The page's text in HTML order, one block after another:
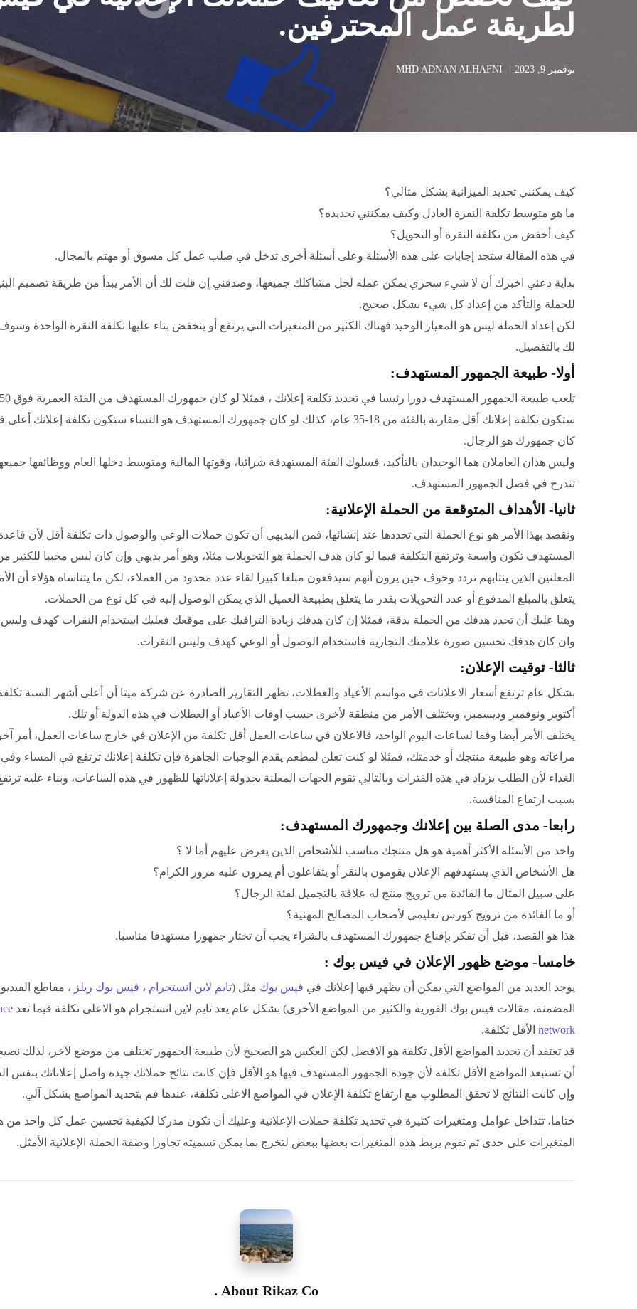
لطريقة عمل المحترفين.
نوفمبر 9, 2023 MHD ADNAN ALHAFNI
كيف يمكنني تحديد الميزانية بشكل مثالي؟
ما هو متوسط تكلفة النقرة العادل وكيف يمكنني تحديده؟
كيف أخفض من تكلفة النقرة أو التحويل؟
في هذه المقالة ستجد إجابات على هذه الأسئلة وعلى أسئلة أخرى تدخل في صلب عمل كل مسوق أو مهتم بالمجال.
بداية دعني اخبرك أن لا شيء سحري يمكن عمله لحل مشاكلك جميعها، وصدقني إن قلت لك أن الأمر يبدأ من طريقة تصميم
للحملة والتأكد من إعداد كل شيء بشكل صحيح.
لكن إعداد الحملة ليس هو المعيار الوحيد فهناك الكثير من المتغيرات التي يرتفع أو ينخفض بناء عليها تكلفة النقرة الواحدة
لك بالتفصيل.
أولا- طبيعة الجمهور المستهدف:
ستكون تكلفة إعلانك أقل مقارنة بالفئة من 18-35 عام، كذلك لو كان جمهورك المستهدف هو النساء ستكون تكلفة إعلانك
كان جمهورك هو الرجال.
وليس هذان العاملان هما الوحيدان بالتأكيد، فسلوك الفئة المستهدفة شرائيا، وقوتها المالية ومتوسط دخلها العام ووظائفها
تندرج في فصل الجمهور المستهدف.
ثانيا- الأهداف المتوقعة من الحملة الإعلانية:
ونقصد بهذا الأمر هو نوع الحملة التي تحددها عند إنشائها، فمن البديهي أن تكون حملات الوعي والوصول ذات تكلفة أقل لأن
المستهدف تكون واسعة وترتفع التكلفة فيما لو كان هدف الحملة هو التحويلات مثلا، وهو أمر بديهي وإن كان ليس محببا للكثير
المعلنين الذين ينتابهم تردد وخوف حين يرون أنهم سيدفعون مبلغا كبيرا لقاء عدد محدود من العملاء، لكن ما يتناساه هؤلاء أن
يتعلق بالمبلغ المدفوع أو عدد التحويلات بقدر ما يتعلق بطبيعة العميل الذي يمكن الوصول إليه في كل نوع من الحملات.
وهنا عليك أن تحدد هدفك من الحملة بدقة، فمثلا إن كان هدفك زيادة الترافيك على موقعك فعليك استخدام النقرات كهدف وليس
وان كان هدفك تحسين صورة علامتك التجارية فاستخدام الوصول أو الوعي كهدف وليس النقرات.
ثالثا- توقيت الإعلان:
بشكل عام ترتفع أسعار الاعلانات في مواسم الأعياد والعطلات، تظهر التقارير الصادرة عن شركة ميتا أن أعلى أشهر السنة
أكتوبر ونوفمبر وديسمبر، ويختلف الأمر من منطقة لأخرى حسب اوقات الأعياد أو العطلات في هذه الدولة أو تلك.
يختلف الأمر أيضا وفقا لساعات اليوم الواحد، فالاعلان في ساعات العمل أقل تكلفة من الإعلان في خارج ساعات العمل، أمر
مراعاته وهو طبيعة منتجك أو خدمتك، فمثلا لو كنت تعلن لمطعم يقدم الوجبات الجاهزة فإن تكلفة إعلانك ترتفع في المساء
الغداء لأن الطلب يزداد في هذه الفترات وبالتالي تقوم الجهات المعلنة بجدولة إعلاناتها للظهور في هذه الساعات، وبناء عليه
بسبب ارتفاع المنافسة.
رابعا- مدى الصلة بين إعلانك وجمهورك المستهدف:
واحد من الأسئلة الأكثر أهمية هو هل منتجك مناسب للأشخاص الذين يعرض عليهم أما لا ؟
هل الأشخاص الذي يستهدفهم الإعلان يقومون بالنقر أو يتفاعلون أم يمرون عليه مرور الكرام؟
على سبيل المثال ما الفائدة من ترويج منتج له علاقة بالتجميل لفئة الرجال؟
أو ما الفائدة من ترويج كورس تعليمي لأصحاب المصالح المهنية؟
هذا هو القصد، قبل أن تفكر بإقناع جمهورك المستهدف بالشراء يجب أن تختار جمهورا مستهدفا مناسبا.
خامسا- موضع ظهور الإعلان في فيس بوك :
يوجد العديد من المواضع التي يمكن أن يظهر فيها إعلانك في فيس بوك مثل (تايم لاين انستجرام ، فيس بوك ريلز ، مقاطع الفيديو
المضمنة، مقالات فيس بوك الفورية والكثير من المواضع الأخرى) بشكل عام يعد تايم لاين انستجرام هو الاعلى تكلفة فيما تعد
network الأقل تكلفة.
قد تعتقد أن تحديد المواضع الأقل تكلفة هو الافضل لكن العكس هو الصحيح لأن طبيعة الجمهور تختلف من موضع لآخر، لذلك
أن تستبعد المواضع الأقل تكلفة لأن جودة الجمهور المستهدف فيها هو الأقل فإن كانت نتائج حملاتك جيدة واصل إعلاناتك بنفس
وإن كانت النتائج لا تحقق المطلوب مع ارتفاع تكلفة الإعلان في المواضع الاعلى تكلفة، عندها قم بتحديد المواضع بشكل آلي.
ختاما، تتداخل عوامل ومتغيرات كثيرة في تحديد تكلفة حملات الإعلانية وعليك أن تكون مدركا لكيفية تحسين عمل كل واحد من
المتغيرات على حدى ثم تقوم بربط هذه المتغيرات بعضها ببعض لتخرج بما يمكن تسميته تجاوزا وصفة الحملة الإعلانية الأمثل.
About Rikaz Co.